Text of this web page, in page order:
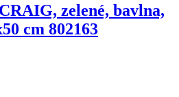
zelené, bavlna,
cm 802163